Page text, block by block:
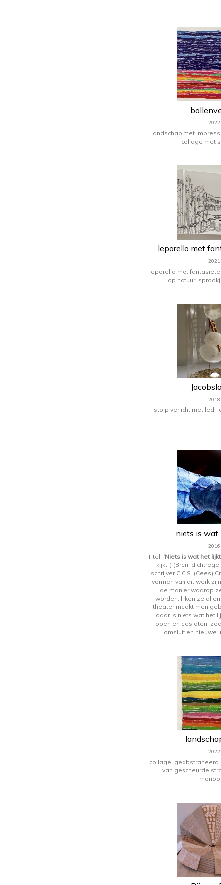
2022
landschap met
collage met
leporello met
2021
leporello met
op natuur,
2018
stolp verlicht met led,
niets is wat
2016
Titel: ‘Niets is wat het
kijkt’.) (Bron:
schrijver C.C.S. (Cees)
vormen van dit werk
de manier waarop
worden, lijken ze
theater maakt men
daar is niets wat het
open en gesloten,
omsluit en nieuwe
2022
collage, geabstraheerd
van gescheurde